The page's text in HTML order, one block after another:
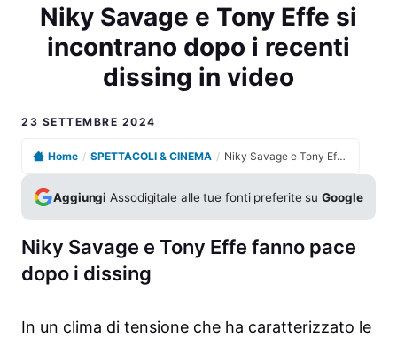
Niky Savage e Tony Effe si
incontrano dopo i recenti
dissing in video
23 SETTEMBRE 2024
Home / SPETTACOLI & CINEMA / Niky Savage e Tony Effe si incontrano dopo i recenti dissing in video
Aggiungi Assodigitale alle tue fonti preferite suGoogle
Niky Savage e Tony Effe fanno pace
dopo i dissing
In un clima di tensione che ha caratterizzato le